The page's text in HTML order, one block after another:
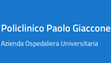
Policlinico Paolo Giaccone
Azienda Ospedaliera Universitaria